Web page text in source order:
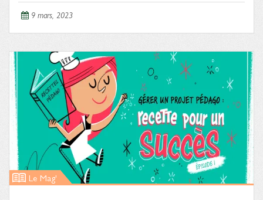
9 mars, 2023
Le Mag'